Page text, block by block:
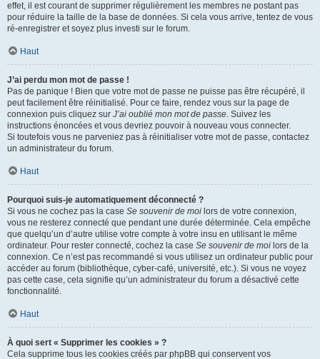
effet, il est courant de supprimer régulièrement les membres ne postant pas
pour réduire la taille de la base de données. Si cela vous arrive, tentez de vous
ré-enregistrer et soyez plus investi sur le forum.
Haut
J’ai perdu mon mot de passe !
Pas de panique ! Bien que votre mot de passe ne puisse pas être récupéré, il
peut facilement être réinitialisé. Pour ce faire, rendez vous sur la page de
connexion puis cliquez sur J’ai oublié mon mot de passe. Suivez les
instructions énoncées et vous devriez pouvoir à nouveau vous connecter.
Si toutefois vous ne parveniez pas à réinitialiser votre mot de passe, contactez
un administrateur du forum.
Haut
Pourquoi suis-je automatiquement déconnecté ?
Si vous ne cochez pas la case Se souvenir de moi lors de votre connexion,
vous ne resterez connecté que pendant une durée déterminée. Cela empêche
que quelqu’un d’autre utilise votre compte à votre insu en utilisant le même
ordinateur. Pour rester connecté, cochez la case Se souvenir de moi lors de la
connexion. Ce n’est pas recommandé si vous utilisez un ordinateur public pour
accéder au forum (bibliothèque, cyber-café, université, etc.). Si vous ne voyez
pas cette case, cela signifie qu’un administrateur du forum a désactivé cette
fonctionnalité.
Haut
À quoi sert « Supprimer les cookies » ?
Cela supprime tous les cookies créés par phpBB qui conservent vos